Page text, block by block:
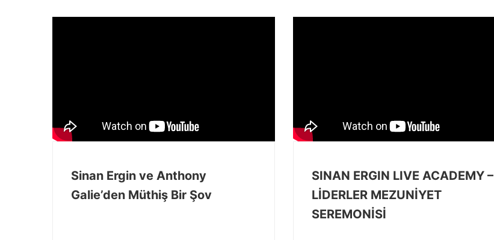
Sinan Ergin ve Anthony
Galie’den Müthiş Bir Şov
SİNAN ERGİN LIVE ACADEMY –
LİDERLER MEZUNİYET
SEREMONİSİ